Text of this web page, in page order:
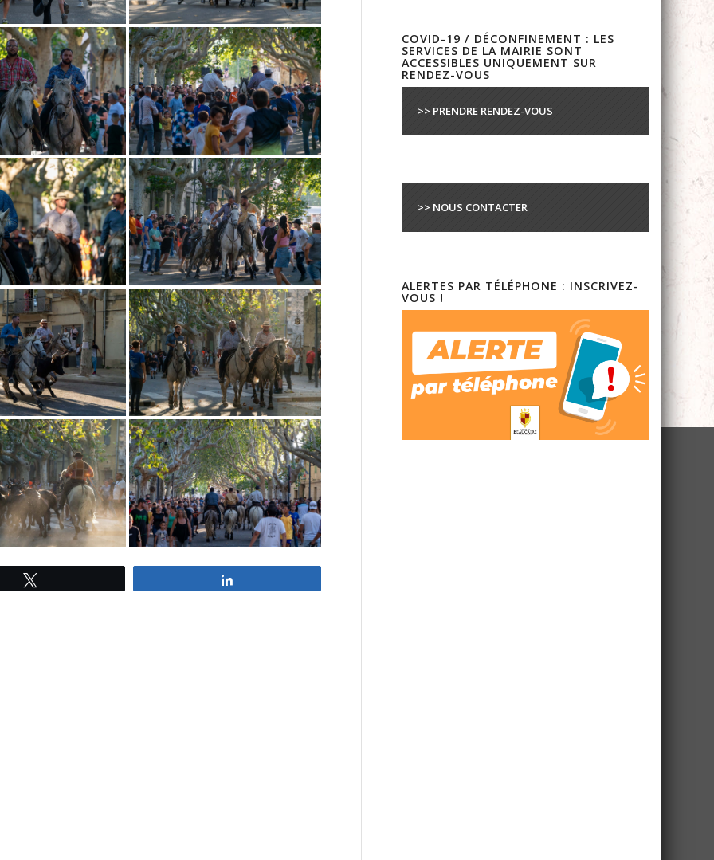
COVID-19 / DÉCONFINEMENT : LES
SERVICES DE LA MAIRIE SONT
ACCESSIBLES UNIQUEMENT SUR
RENDEZ-VOUS
>> PRENDRE RENDEZ-VOUS
>> NOUS CONTACTER
ALERTES PAR TÉLÉPHONE : INSCRIVEZ-
VOUS !